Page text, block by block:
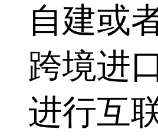
自建或
跨境进
进行互